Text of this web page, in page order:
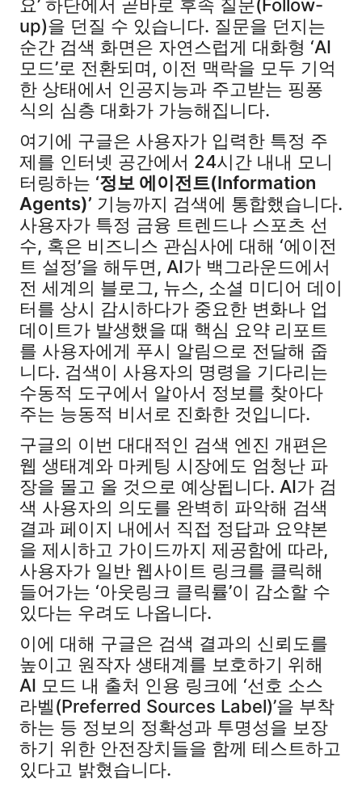
요’ 하단에서 곧바로 후속 질문(Follow-
up)을 던질 수 있습니다. 질문을 던지는
순간 검색 화면은 자연스럽게 대화형 ‘AI
모드’로 전환되며, 이전 맥락을 모두 기억
한 상태에서 인공지능과 주고받는 핑퐁
식의 심층 대화가 가능해집니다.
여기에 구글은 사용자가 입력한 특정 주
제를 인터넷 공간에서 24시간 내내 모니
터링하는 ‘정보 에이전트(Information
Agents)’ 기능까지 검색에 통합했습니다.
사용자가 특정 금융 트렌드나 스포츠 선
수, 혹은 비즈니스 관심사에 대해 ‘에이전
트 설정’을 해두면, AI가 백그라운드에서
전 세계의 블로그, 뉴스, 소셜 미디어 데이
터를 상시 감시하다가 중요한 변화나 업
데이트가 발생했을 때 핵심 요약 리포트
를 사용자에게 푸시 알림으로 전달해 줍
니다. 검색이 사용자의 명령을 기다리는
수동적 도구에서 알아서 정보를 찾아다
주는 능동적 비서로 진화한 것입니다.
구글의 이번 대대적인 검색 엔진 개편은
웹 생태계와 마케팅 시장에도 엄청난 파
장을 몰고 올 것으로 예상됩니다. AI가 검
색 사용자의 의도를 완벽히 파악해 검색
결과 페이지 내에서 직접 정답과 요약본
을 제시하고 가이드까지 제공함에 따라,
사용자가 일반 웹사이트 링크를 클릭해
들어가는 ‘아웃링크 클릭률’이 감소할 수
있다는 우려도 나옵니다.
이에 대해 구글은 검색 결과의 신뢰도를
높이고 원작자 생태계를 보호하기 위해
AI 모드 내 출처 인용 링크에 ‘선호 소스
라벨(Preferred Sources Label)’을 부착
하는 등 정보의 정확성과 투명성을 보장
하기 위한 안전장치들을 함께 테스트하고
있다고 밝혔습니다.